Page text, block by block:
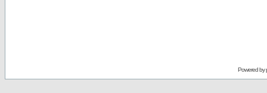
Powered by